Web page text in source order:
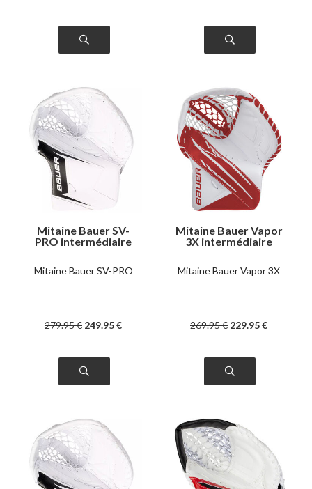
Mitaine Bauer SV-
PRO intermédiaire
Mitaine Bauer SV-PRO
279.95€ 249.95€
Mitaine Bauer Vapor
3X intermédiaire
Mitaine Bauer Vapor 3X
269.95€ 229.95€